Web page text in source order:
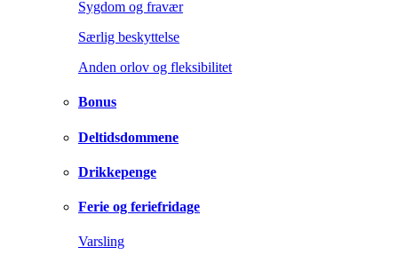
Sygdom og fravær
Særlig beskyttelse
Anden orlov og fleksibilitet
Bonus
Deltidsdommene
Drikkepenge
Ferie og feriefridage
Varsling